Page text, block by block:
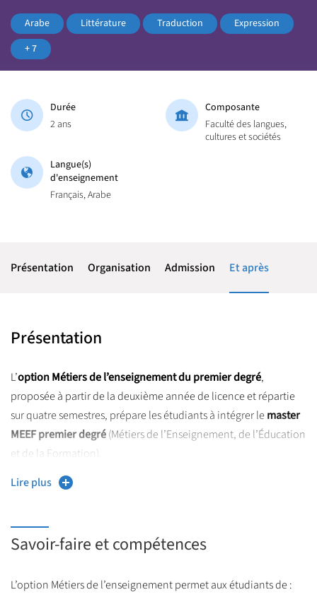
Arabe Littérature Traduction
Expression
+ 7
Durée
2 ans
Composante
Faculté des langues,
cultures et sociétés
Langue(s)
d'enseignement
Français, Arabe
Présentation Organisation Admission Et après
Présentation
L’option Métiers de l’enseignement du premier degré,
proposée à partir de la deuxième année de licence et répartie
sur quatre semestres, prépare les étudiants à intégrer lemaster
MEEF premier degré(Métiers de l’Enseignement, de l’Éducation
et de la Formation).
Elle offre un ensemble de formations visant à :
compréhension des savoirs scolaires ;
• S’initier à la didactique des disciplines et aux grandes
entre les filles et les garçons ou encore l’école inclusive ;
Lire plus
Savoir-faire et compétences
L’option Métiers de l’enseignement permet aux étudiants de :